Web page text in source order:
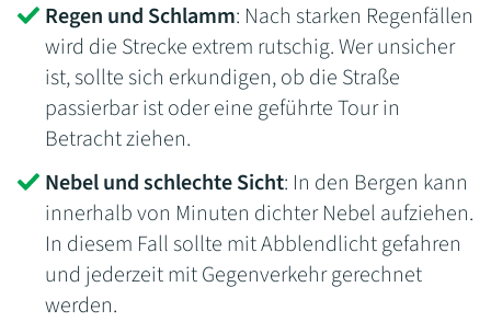
Regen und Schlamm: Nach starken Regenfällen
wird die Strecke extrem rutschig. Wer unsicher
ist, sollte sich erkundigen, ob die Straße
passierbar ist oder eine geführte Tour in
Betracht ziehen.
Nebel und schlechte Sicht: In den Bergen kann
innerhalb von Minuten dichter Nebel aufziehen.
In diesem Fall sollte mit Abblendlicht gefahren
und jederzeit mit Gegenverkehr gerechnet
werden.